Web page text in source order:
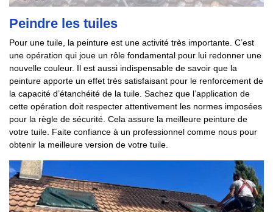
Peindre les tuiles
Pour une tuile, la peinture est une activité très importante. C’est
une opération qui joue un rôle fondamental pour lui redonner une
nouvelle couleur. Il est aussi indispensable de savoir que la
peinture apporte un effet très satisfaisant pour le renforcement de
la capacité d’étanchéité de la tuile. Sachez que l’application de
cette opération doit respecter attentivement les normes imposées
pour la règle de sécurité. Cela assure la meilleure peinture de
votre tuile. Faite confiance à un professionnel comme nous pour
obtenir la meilleure version de votre tuile.